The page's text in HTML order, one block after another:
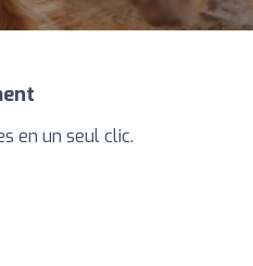
en un seul clic.